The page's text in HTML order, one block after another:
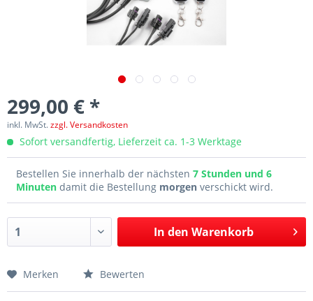
299,00 € *
inkl. MwSt.zzgl. Versandkosten
Sofort versandfertig, Lieferzeit ca. 1-3 Werktage
Bestellen Sie innerhalb der nächsten 7 Stunden und 6
Minuten damit die Bestellung morgen verschickt wird.
In den Warenkorb
Merken Bewerten